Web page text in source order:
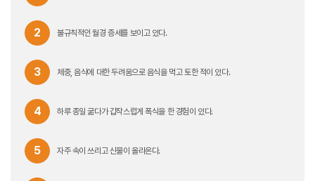
2 불규칙적인 월경 증세를 보이고 있다.
3 체중, 음식에 대한 두려움으로 음식을 먹고 토한 적이 있다.
4 하루 종일 굶다가 갑작스럽게 폭식을 한 경험이 있다.
5 자주 속이 쓰리고 신물이 올라온다.